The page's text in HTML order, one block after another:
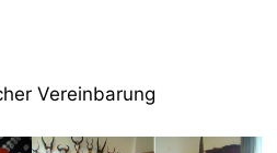
Vereinbarung